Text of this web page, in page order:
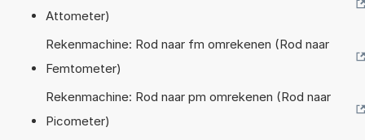
Attometer)
Rekenmachine: Rod naar fm omrekenen (Rod naar
Femtometer)
Rekenmachine: Rod naar pm omrekenen (Rod naar
Picometer)